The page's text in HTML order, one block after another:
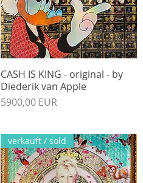
Gyorsnézet
CASH IS KING - original - by
Diederik van Apple
Ár
5900,00 EUR
verkauft / sold